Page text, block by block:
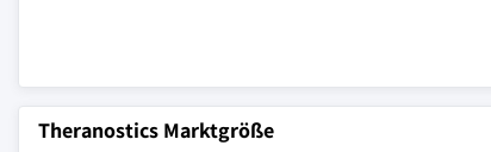
Theranostics Marktgröße